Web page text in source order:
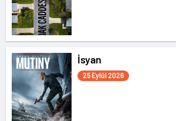
İsyan
25 Eylül 2026